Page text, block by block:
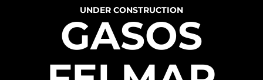
UNDER CONSTRUCTION
GASOS